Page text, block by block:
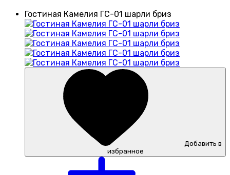
Гостиная Камелия ГС-01 шарли бриз
Добавить в
избранное